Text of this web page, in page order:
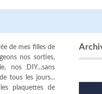
de mes filles de
nos sorties,
nos DIY...sans
tous les jours...
plaquettes de